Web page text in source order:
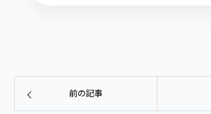
前の記事